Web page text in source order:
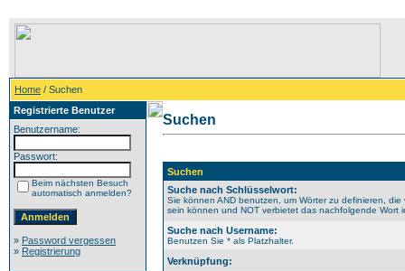
Home / Suchen
Registrierte Benutzer
Benutzername:
Passwort:
Beim nächsten Besuch
automatisch anmelden?
» Password vergessen
» Registrierung
Suchen
Suchen
Suche nach Schlüsselwort:
Sie können AND benutzen, um Wörter zu definieren,
sein können und NOT verbietet das nachfolgende Wort
Suche nach Username:
Benutzen Sie * als Platzhalter.
Verknüpfung: